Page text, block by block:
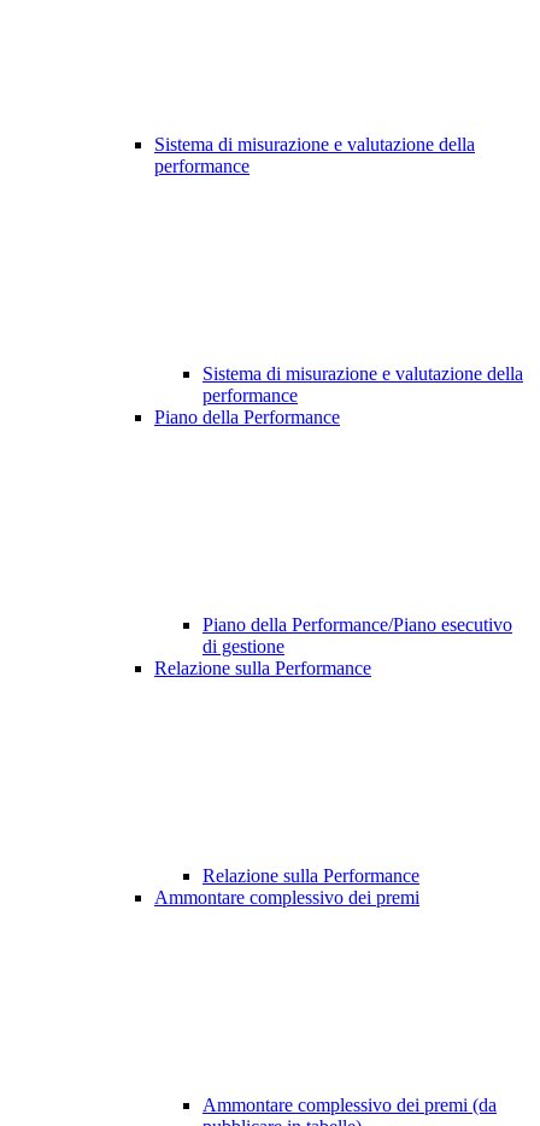
Sistema di misurazione e valutazione della
performance
Sistema di misurazione e valutazione della
performance
Piano della Performance
Piano della Performance/Piano esecutivo
di gestione
Relazione sulla Performance
Relazione sulla Performance
Ammontare complessivo dei premi
Ammontare complessivo dei premi (da